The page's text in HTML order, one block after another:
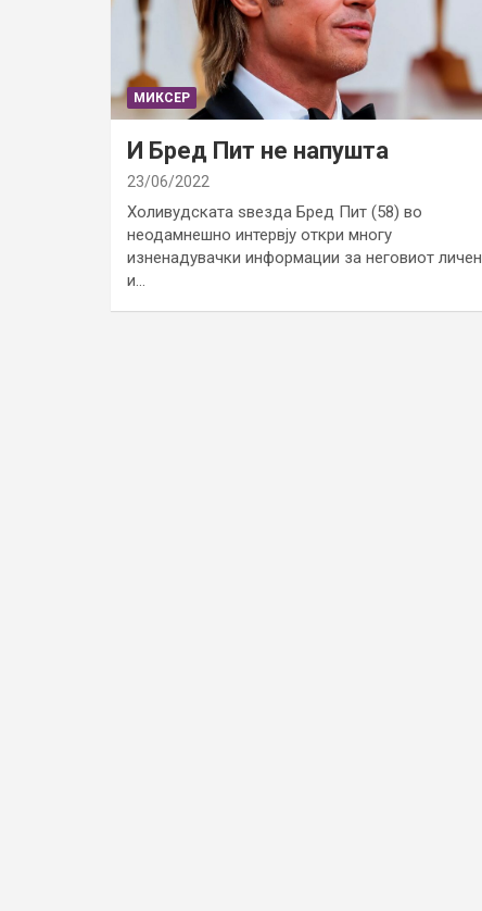
МИКСЕР
И Бред Пит не напушта
23/06/2022
Холивудската ѕвезда Бред Пит (58) во
неодамнешно интервју откри многу
изненадувачки информации за неговиот личен
и…